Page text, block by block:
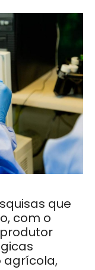
que
com o
agrícola,